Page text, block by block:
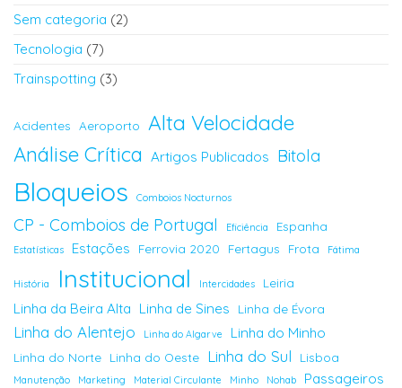
Sem categoria (2)
Tecnologia (7)
Trainspotting (3)
Acidentes Aeroporto Alta Velocidade
Análise Crítica Artigos Publicados Bitola
Bloqueios Comboios Nocturnos
CP - Comboios de Portugal Eficiência Espanha
Estatísticas Estações Ferrovia 2020 Fertagus Frota Fátima
História Institucional Intercidades Leiria
Linha da Beira Alta Linha de Sines Linha de Évora
Linha do Alentejo Linha do Algarve Linha do Minho
Linha do Norte Linha do Oeste Linha do Sul Lisboa
Manutenção Marketing Material Circulante Minho Nohab Passageiros